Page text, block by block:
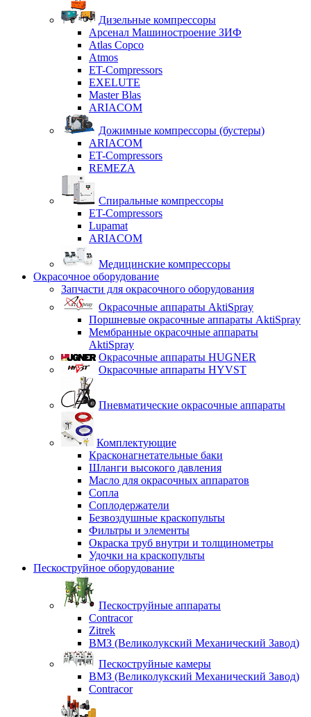
Дизельные компрессоры
Арсенал Машиностроение ЗИФ
Atlas Copco
Atmos
ET-Compressors
EXELUTE
Master Blas
ARIACOM
Дожимные компрессоры (бустеры)
ARIACOM
ET-Compressors
REMEZA
Спиральные компрессоры
ET-Compressors
Lupamat
ARIACOM
Медицинские компрессоры
Окрасочное оборудование
Запчасти для окрасочного оборудования
Окрасочные аппараты AktiSpray
Поршневые окрасочные аппараты AktiSpray
Мембранные окрасочные аппараты
AktiSpray
Окрасочные аппараты HUGNER
Окрасочные аппараты HYVST
Пневматические окрасочные аппараты
Комплектующие
Красконагнетательные баки
Шланги высокого давления
Масло для окрасочных аппаратов
Сопла
Соплодержатели
Безвоздушные краскопульты
Фильтры и элементы
Окраска труб внутри и толщинометры
Удочки на краскопульты
Пескоструйное оборудование
Пескоструйные аппараты
Contracor
Zitrek
ВМЗ (Великолукский Механический Завод)
Пескоструйные камеры
ВМЗ (Великолукский Механический Завод)
Contracor